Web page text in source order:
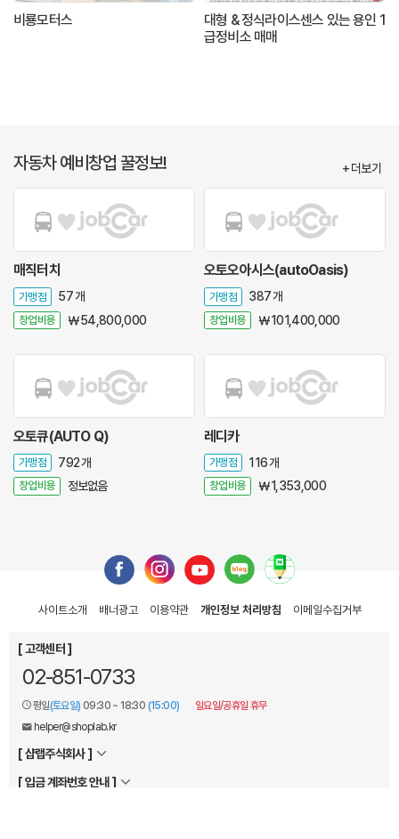
비룡모터스
대형 & 정식라이스센스 있는 용인 1
급정비소 매매
자동차 예비창업 꿀정보! + 더보기
매직터치
가맹점 57 개
창업비용 ￦ 54,800,000
오토오아시스(autoOasis)
가맹점 387 개
창업비용 ￦ 101,400,000
오토큐(AUTO Q)
가맹점 792 개
창업비용 정보없음
레디카
가맹점 116 개
창업비용 ￦ 1,353,000
사이트소개 배너광고 이용약관 개인정보 처리방침 이메일수집거부
[ 샵랩주식회사 ]
[ 고객센터 ]
02-851-0733
평일(토요일) 09:30 ~ 18:30 (15:00)
일요일/공휴일 휴무
helper@shoplab.kr
[ 입금 계좌번호 안내 ]